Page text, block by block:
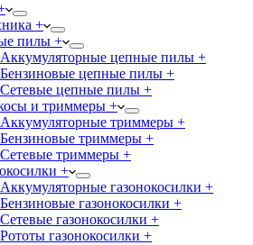
+
пилы +
Аккумуляторные цепные пилы +
Бензиновые цепные пилы +
Сетевые цепные пилы +
и триммеры +
Аккумуляторные триммеры +
Бензиновые триммеры +
Сетевые триммеры +
+
Аккумуляторные газонокосилки +
Бензиновые газонокосилки +
Сетевые газонокосилки +
Рототы газонокосилки +